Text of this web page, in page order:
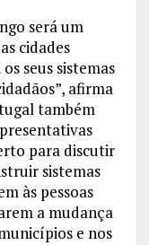
será um
cidades
seus sistemas
afirma
também
para discutir
sistemas
às pessoas
a mudança
e nos